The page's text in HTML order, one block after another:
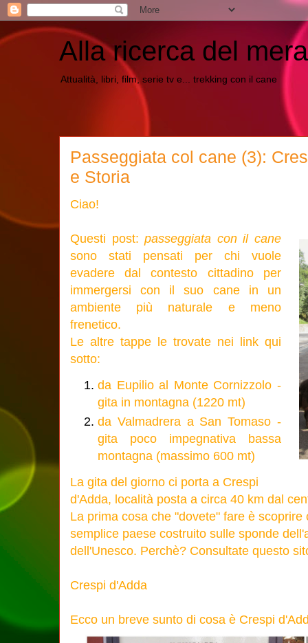
Alla ricerca del
Attualità, libri, film, serie tv e... trekking con il cane
Passeggiata col cane (3):
e Storia
Ciao!
Questi post:passeggiata con il cane
sono stati pensati per chi vuole
evadere dal contesto cittadino per
immergersi con il suo cane in un
ambiente più naturale e meno
frenetico.
Le altre tappe le trovate nei link qui
sotto:
da Eupilio al Monte Cornizzolo -
gita in montagna (1220 mt)
da Valmadrera a San Tomaso -
gita poco impegnativa bassa
montagna (massimo 600 mt)
La gita del giorno ci porta a Crespi
d'Adda, località posta a circa 40 km dal
La prima cosa che "dovete" fare è
semplice paese costruito sulle sponde
dell'Unesco. Perchè? Consultate questo
Crespi d'Adda
Ecco un breve sunto di cosa è Crespi